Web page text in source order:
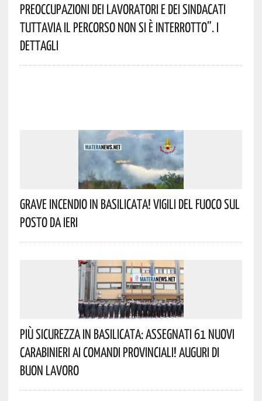
Preoccupazioni Dei Lavoratori E Dei Sindacati
Tuttavia Il Percorso Non Si È Interrotto”. I
Dettagli
Grave Incendio In Basilicata! Vigili Del Fuoco Sul
Posto Da Ieri
Più Sicurezza In Basilicata: Assegnati 61 Nuovi
Carabinieri Ai Comandi Provinciali! Auguri Di
Buon Lavoro